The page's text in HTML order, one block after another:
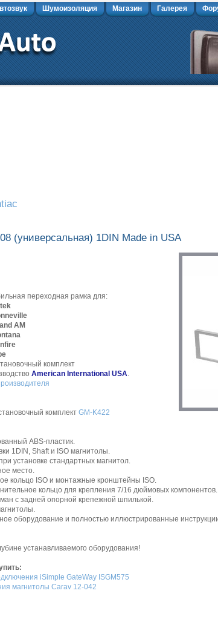
Шумоизоляция Магазин Галерея
(универсальная) 1DIN Made in USA
переходная рамка для:
AM
комплект
American International USA.
комплект GM-K422
ABS-пластик.
1DIN, Shaft и ISO магнитолы.
установке стандартных магнитол.
место.
кольцо ISO и монтажные кронштейны ISO.
кольцо для крепления 7/16 дюймовых компонентов.
с задней опорной крепежной шпилькой.
оборудование и полностью иллюстрированные
устанавливаемого оборудования!
iSimple GateWay ISGM575
магнитолы Carav 12-042